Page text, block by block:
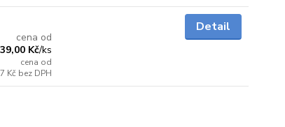
cena od
Kč/ks
cena od
Kč bez DPH
Detail